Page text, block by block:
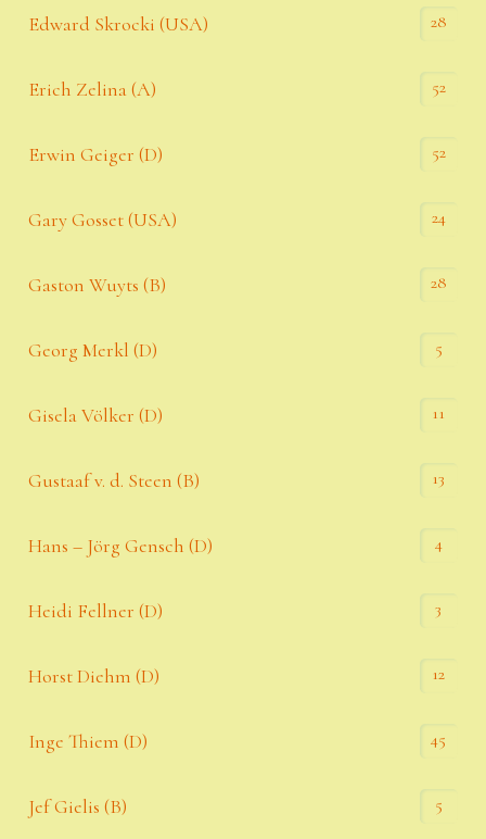
Edward Skrocki (USA) 28
Erich Zelina (A) 52
Erwin Geiger (D) 52
Gary Gosset (USA) 24
Gaston Wuyts (B) 28
Georg Merkl (D) 5
Gisela Völker (D) 11
Gustaaf v. d. Steen (B) 13
Hans – Jörg Gensch (D) 4
Heidi Fellner (D) 3
Horst Diehm (D) 12
Inge Thiem (D) 45
Jef Gielis (B) 5